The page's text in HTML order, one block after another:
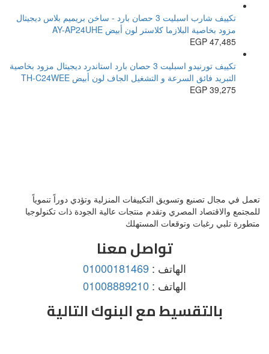
تكييف شارب اسبليت 3 حصان بارد - ساخن بريميم بلاس ديجيتال
مزود بخاصية البلازما كلاستر لون أبيض AY-AP24UHE
EGP 47,485
تكييف تورنيدو اسبليت 3 حصان بارد استاندرد ديجيتال مزود بخاصية
التبريد فائق السرعة و التشغيل الجاف لون أبيض TH-C24WEE
EGP 39,275
تعمل في مجال تصنيع وتسويق التكييفات المنزلية وتؤدي دوراً تنموياً
للمجتمع والاقتصاد المصري وتقدم منتجات عالية الجودة ذات تكنولوجيا
متطورة تلبي رغبات وتوقعات المستهلك
تواصل معنا
الهاتف : 01000181469
الهاتف : 01008889210
بالتقسيط مع البنوك التالية